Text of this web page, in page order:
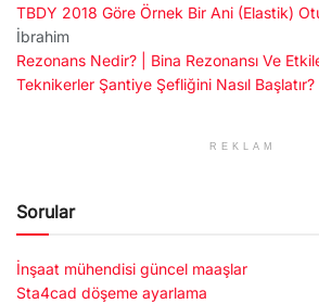
TBDY 2018 Göre Örnek Bir Ani (Elastik)
İbrahim
Rezonans Nedir? | Bina Rezonansı Ve
Teknikerler Şantiye Şefliğini Nasıl Başlatır?
REKLAM
Sorular
İnşaat mühendisi güncel maaşlar
Sta4cad döşeme ayarlama